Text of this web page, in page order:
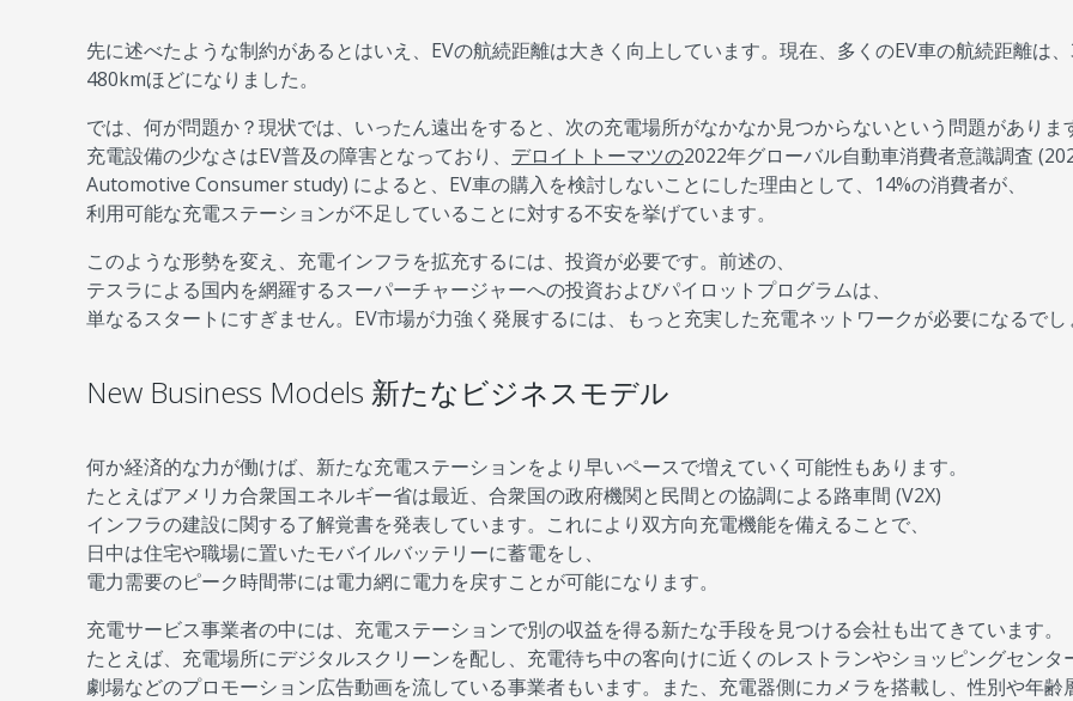
先に述べたような制約があるとはいえ、EVの航続距離は大きく向上しています。現在、多くのEV車の航続距離は
480kmほどになりました。
では、何が問題か？現状では、いったん遠出をすると、次の充電場所がなかなか見つからないという問題がありま
充電設備の少なさはEV普及の障害となっており、 デロイトトーマツの2022年グローバル自動車消費者意識調査
Automotive Consumer study) によると、EV車の購入を検討しないことにした理由として、14%の消費者が、
利用可能な充電ステーションが不足していることに対する不安を挙げています。
このような形勢を変え、充電インフラを拡充するには、投資が必要です。前述の、
テスラによる国内を網羅するスーパーチャージャーへの投資およびパイロットプログラムは、
単なるスタートにすぎません。EV市場が力強く発展するには、もっと充実した充電ネットワークが必要になるでし
New Business Models 新たなビジネスモデル
何か経済的な力が働けば、新たな充電ステーションをより早いペースで増えていく可能性もあります。
たとえばアメリカ合衆国エネルギー省は最近、合衆国の政府機関と民間との協調による路車間 (V2X)
インフラの建設に関する了解覚書を発表しています。これにより双方向充電機能を備えることで、
日中は住宅や職場に置いたモバイルバッテリーに蓄電をし、
電力需要のピーク時間帯には電力網に電力を戻すことが可能になります。
充電サービス事業者の中には、充電ステーションで別の収益を得る新たな手段を見つける会社も出てきています。
たとえば、充電場所にデジタルスクリーンを配し、充電待ち中の客向けに近くのレストランやショッピングセンタ
劇場などのプロモーション広告動画を流している事業者もいます。また、充電器側にカメラを搭載し、性別や年齢